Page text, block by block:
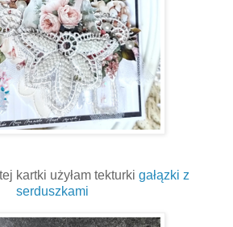
kartki użyłam tekturki gałązki z
serduszkami